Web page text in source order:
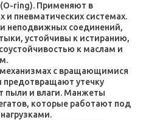
ring). Применяют в
и пневматических системах.
неподвижных соединений,
устойчивы к истиранию,
к маслам и
с вращающимися
утечку
пыли и влаги. Манжеты
которые работают под